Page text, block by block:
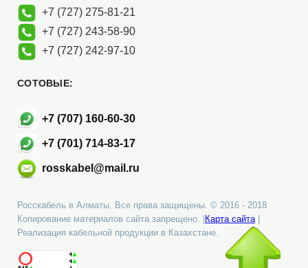
+7 (727) 275-81-21
+7 (727) 243-58-90
+7 (727) 242-97-10
СОТОВЫЕ:
+7 (707) 160-60-30
+7 (701) 714-83-17
rosskabel@mail.ru
Росскабель в Алматы. Все права защищены. © 2016 - 2018
Копирование материалов сайта запрещено. |
Карта сайта|
Реализация кабельной продукции в Казахстане.